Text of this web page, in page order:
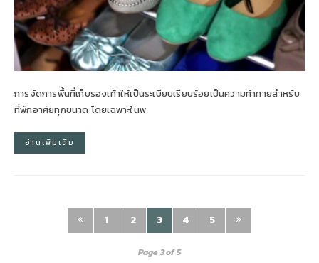
การจัดการพื้นที่เก็บรองเท้าให้เป็นระเบียบเรียบร้อยเป็นความท้าทายสำหรับ
ที่พักอาศัยทุกขนาด โดยเฉพาะในพ
อ่านเพิ่มเติม
1 2 3 4 5
Page 3 of 5